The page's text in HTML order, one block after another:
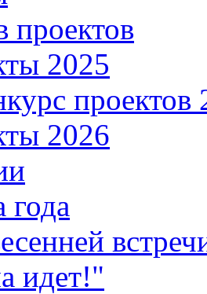
проектов
2025
проектов
2026
года
идет!"